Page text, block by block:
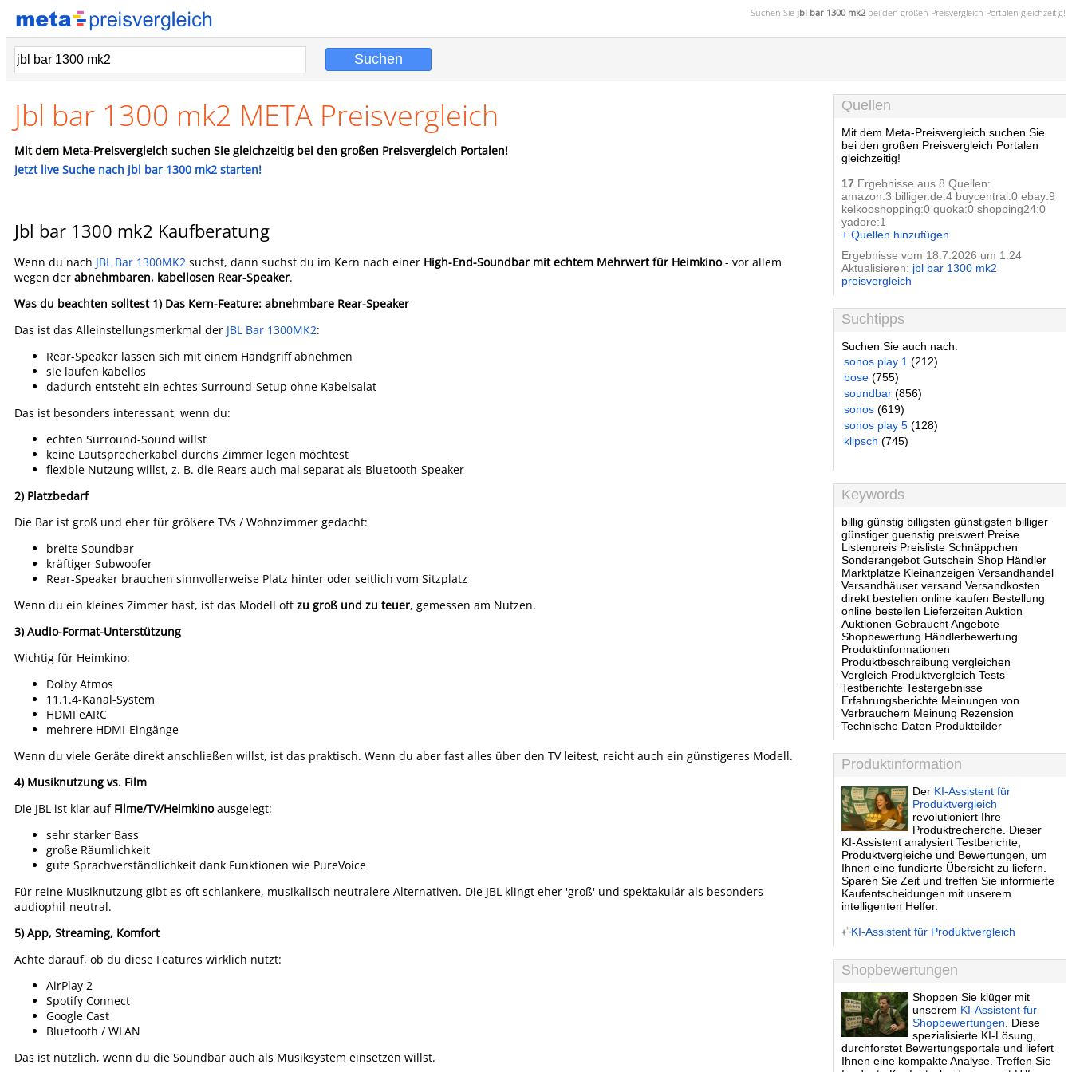
Suchen Sie jbl bar 1300 mk2 bei den großen Preisvergleich Portalen gleichzeitig!
Jbl bar 1300 mk2 META Preisvergleich
Mit dem Meta-Preisvergleich suchen Sie gleichzeitig bei den großen Preisvergleich Portalen!
Jetzt live Suche nach jbl bar 1300 mk2 starten!
Jbl bar 1300 mk2 Kaufberatung
Wenn du nach JBL Bar 1300MK2 suchst, dann suchst du im Kern nach einer High-End-Soundbar mit echtem Mehrwert für Heimkino- vor allem
wegen der abnehmbaren, kabellosen Rear-Speaker.
Was du beachten solltest 1) Das Kern-Feature: abnehmbare Rear-Speaker
Das ist das Alleinstellungsmerkmal der JBL Bar 1300MK2:
Rear-Speaker lassen sich mit einem Handgriff abnehmen
sie laufen kabellos
dadurch entsteht ein echtes Surround-Setup ohne Kabelsalat
Das ist besonders interessant, wenn du:
echten Surround-Sound willst
keine Lautsprecherkabel durchs Zimmer legen möchtest
flexible Nutzung willst, z. B. die Rears auch mal separat als Bluetooth-Speaker
2) Platzbedarf
Die Bar ist groß und eher für größere TVs / Wohnzimmer gedacht:
breite Soundbar
kräftiger Subwoofer
Rear-Speaker brauchen sinnvollerweise Platz hinter oder seitlich vom Sitzplatz
Wenn du ein kleines Zimmer hast, ist das Modell oft zu groß und zu teuer, gemessen am Nutzen.
3) Audio-Format-Unterstützung
Wichtig für Heimkino:
Dolby Atmos
11.1.4-Kanal-System
HDMI eARC
mehrere HDMI-Eingänge
Wenn du viele Geräte direkt anschließen willst, ist das praktisch. Wenn du aber fast alles über den TV leitest, reicht auch ein günstigeres Modell.
4) Musiknutzung vs. Film
Die JBL ist klar auf Filme/TV/Heimkinoausgelegt:
sehr starker Bass
große Räumlichkeit
gute Sprachverständlichkeit dank Funktionen wie PureVoice
Für reine Musiknutzung gibt es oft schlankere, musikalisch neutralere Alternativen. Die JBL klingt eher 'groß' und spektakulär als besonders
audiophil-neutral.
5) App, Streaming, Komfort
Achte darauf, ob du diese Features wirklich nutzt:
AirPlay 2
Spotify Connect
Google Cast
Bluetooth / WLAN
Das ist nützlich, wenn du die Soundbar auch als Musiksystem einsetzen willst.
Quellen
Mit dem Meta-Preisvergleich suchen Sie
bei den großen Preisvergleich Portalen
gleichzeitig!
17 Ergebnisse aus 8 Quellen:
amazon:3 billiger.de:4 buycentral:0 ebay:9
kelkooshopping:0 quoka:0 shopping24:0
yadore:1
+ Quellen hinzufügen
Ergebnisse vom 18.7.2026 um 1:24
Aktualisieren: jbl bar 1300 mk2
preisvergleich
Suchtipps
Suchen Sie auch nach:
sonos play 1 (212)
bose (755)
soundbar (856)
sonos (619)
sonos play 5 (128)
klipsch (745)
Keywords
billig günstig billigsten günstigsten billiger
günstiger guenstig preiswert Preise
Listenpreis Preisliste Schnäppchen
Sonderangebot Gutschein Shop Händler
Marktplätze Kleinanzeigen Versandhandel
Versandhäuser versand Versandkosten
direkt bestellen online kaufen Bestellung
online bestellen Lieferzeiten Auktion
Auktionen Gebraucht Angebote
Shopbewertung Händlerbewertung
Produktinformationen
Produktbeschreibung vergleichen
Vergleich Produktvergleich Tests
Testberichte Testergebnisse
Erfahrungsberichte Meinungen von
Verbrauchern Meinung Rezension
Technische Daten Produktbilder
Produktinformation
Der KI-Assistent für
Produktvergleich
revolutioniert Ihre
Produktrecherche. Dieser
KI-Assistent analysiert Testberichte,
Produktvergleiche und Bewertungen, um
Ihnen eine fundierte Übersicht zu liefern.
Sparen Sie Zeit und treffen Sie informierte
Kaufentscheidungen mit unserem
intelligenten Helfer.
KI-Assistent für Produktvergleich
Shopbewertungen
Shoppen Sie klüger mit
unserem KI-Assistent für
Shopbewertungen . Diese
spezialisierte KI-Lösung,
durchforstet Bewertungsportale und liefert
Ihnen eine kompakte Analyse. Treffen Sie